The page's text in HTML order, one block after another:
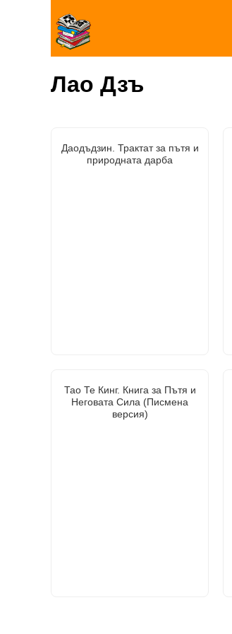
Лао Дзъ
Даодъдзин. Трактат за пътя и
природната дарба
Тао Те Кинг. Книга за Пътя и
Неговата Сила (Писмена
версия)